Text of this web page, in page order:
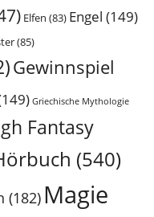
Elfen (83) Engel (149)
(85)
Gewinnspiel
Griechische Mythologie
Fantasy
(540)
(182) Magie